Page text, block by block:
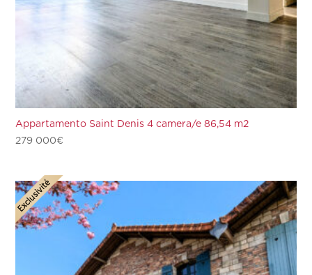
Appartamento Saint Denis 4 camera/e 86,54 m2
279 000€